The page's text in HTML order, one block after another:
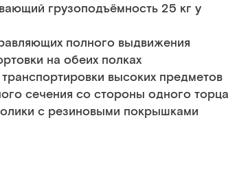
грузоподъёмность 25 кг у
полного выдвижения
на обеих полках
высоких предметов
сечения со стороны одного торца
с резиновыми покрышками